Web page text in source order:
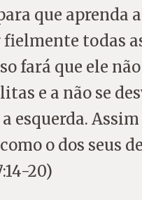
que aprenda
fielmente todas
fará que ele
e a não se
esquerda.
o dos seus
20)